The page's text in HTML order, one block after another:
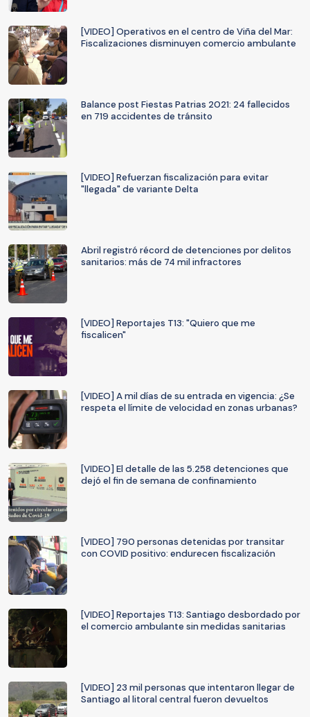
[VIDEO] Operativos en el centro de Viña del Mar:
Fiscalizaciones disminuyen comercio ambulante
Balance post Fiestas Patrias 2021: 24 fallecidos
en 719 accidentes de tránsito
[VIDEO] Refuerzan fiscalización para evitar
"llegada" de variante Delta
Abril registró récord de detenciones por delitos
sanitarios: más de 74 mil infractores
[VIDEO] Reportajes T13: "Quiero que me
fiscalicen"
[VIDEO] A mil días de su entrada en vigencia: ¿Se
respeta el límite de velocidad en zonas urbanas?
[VIDEO] El detalle de las 5.258 detenciones que
dejó el fin de semana de confinamiento
[VIDEO] 790 personas detenidas por transitar
con COVID positivo: endurecen fiscalización
[VIDEO] Reportajes T13: Santiago desbordado por
el comercio ambulante sin medidas sanitarias
[VIDEO] 23 mil personas que intentaron llegar de
Santiago al litoral central fueron devueltos